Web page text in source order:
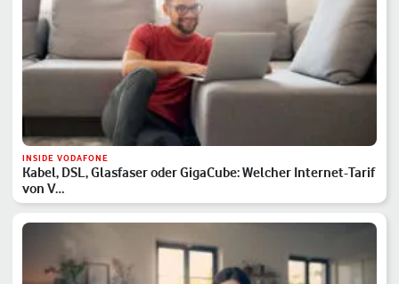
INSIDE VODAFONE
Kabel, DSL, Glasfaser oder GigaCube: Welcher Internet-Tarif
von V…